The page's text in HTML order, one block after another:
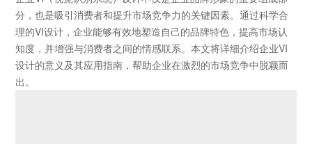
分，也是吸引消费者和提升市场竞争力的关键因素。通过科学合
理的VI设计，企业能够有效地塑造自己的品牌特色，提高市场认
知度，并增强与消费者之间的情感联系。本文将详细介绍企业VI
设计的意义及其应用指南，帮助企业在激烈的市场竞争中脱颖而
出。